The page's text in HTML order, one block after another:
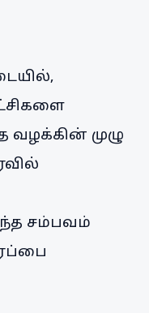
வழக்கின் முழு
சம்பவம்